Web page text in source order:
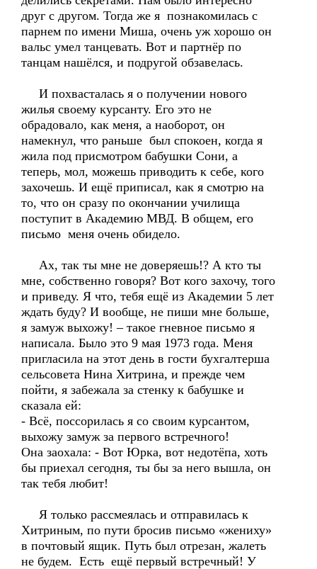
друг с другом. Тогда же я познакомилась с
парнем по имени Миша, очень уж хорошо он
вальс умел танцевать. Вот и партнёр по
танцам нашёлся, и подругой обзавелась.
И похвасталась я о получении нового
жилья своему курсанту. Его это не
обрадовало, как меня, а наоборот, он
намекнул, что раньше был спокоен, когда я
жила под присмотром бабушки Сони, а
теперь, мол, можешь приводить к себе, кого
захочешь. И ещё приписал, как я смотрю на
то, что он сразу по окончании училища
поступит в Академию МВД. В общем, его
письмо меня очень обидело.
Ах, так ты мне не доверяешь!? А кто ты
мне, собственно говоря? Вот кого захочу, того
и приведу. Я что, тебя ещё из Академии 5 лет
ждать буду? И вообще, не пиши мне больше,
я замуж выхожу! – такое гневное письмо я
написала. Было это 9 мая 1973 года. Меня
пригласила на этот день в гости бухгалтерша
сельсовета Нина Хитрина, и прежде чем
пойти, я забежала за стенку к бабушке и
сказала ей:
- Всё, поссорилась я со своим курсантом,
выхожу замуж за первого встречного!
Она заохала: - Вот Юрка, вот недотёпа, хоть
бы приехал сегодня, ты бы за него вышла, он
так тебя любит!
Я только рассмеялась и отправилась к
Хитриным, по пути бросив письмо «жениху»
в почтовый ящик. Путь был отрезан, жалеть
не будем. Есть ещё первый встречный! У